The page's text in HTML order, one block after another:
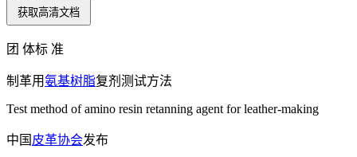
获取高清文档
团 体标 准
制革用氨基树脂复剂测试方法
Test method of amino resin retanning agent for leather-making
中国 皮革协会发布